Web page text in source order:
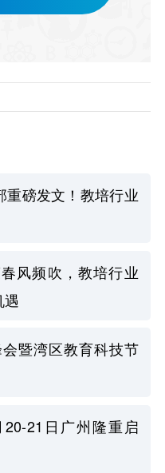
磅发文！教培行业
风频吹，教培行业
暨湾区教育科技节
21日广州隆重启